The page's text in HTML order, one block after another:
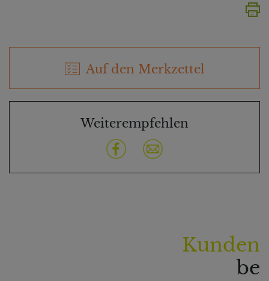
Auf den Merkzettel
Weiterempfehlen
Kunden
be